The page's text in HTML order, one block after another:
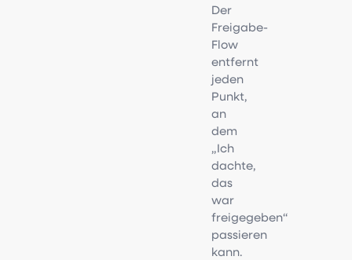
Der
Freigabe-
Flow
entfernt
jeden
Punkt,
an
dem
„Ich
dachte,
das
war
freigegeben“
passieren
kann.